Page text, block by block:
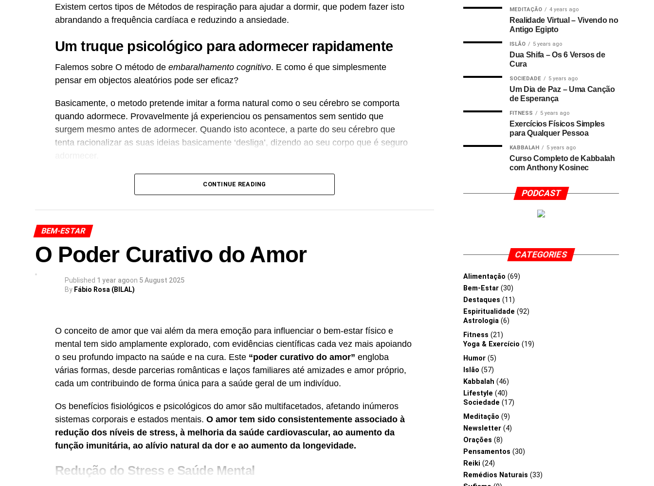
Existem certos tipos de Métodos de respiração para ajudar a dormir, que podem fazer isto
abrandando a frequência cardíaca e reduzindo a ansiedade.
Um truque psicológico para adormecer rapidamente
Falemos sobre O método de embaralhamento cognitivo. E como é que simplesmente
pensar em objectos aleatórios pode ser eficaz?
Basicamente, o metodo pretende imitar a forma natural como o seu cérebro se comporta
quando adormece. Provavelmente já experienciou os pensamentos sem sentido que
surgem mesmo antes de adormecer. Quando isto acontece, a parte do seu cérebro que
tenta racionalizar as suas ideias basicamente ‘desliga’, dizendo ao seu corpo que é seguro
imaginá-los na sua mente confunde o seu cérebro. Não conseguirá determinar uma ligação
Para experimentar pela primeira vez, trabalhe as letras de uma palavra específica para dar
Salsicha, Sol, Pau
Leopardo, Almoço, Lavanda
Elevador, Locomotiva, Águia
Cachorrinho, Ervilha, Papoila
CONTINUE READING
BEM-ESTAR
O Poder Curativo do Amor
Published 1 year agoon 5 August 2025
By Fábio Rosa (BILAL)
O conceito de amor que vai além da mera emoção para influenciar o bem-estar físico e
mental tem sido amplamente explorado, com evidências científicas cada vez mais apoiando
o seu profundo impacto na saúde e na cura. Este “poder curativo do amor” engloba
várias formas, desde parcerias românticas e laços familiares até amizades e amor próprio,
cada um contribuindo de forma única para a saúde geral de um indivíduo.
Os benefícios fisiológicos e psicológicos do amor são multifacetados, afetando inúmeros
sistemas corporais e estados mentais. O amor tem sido consistentemente associado à
redução dos níveis de stress, à melhoria da saúde cardiovascular, ao aumento da
função imunitária, ao alívio natural da dor e ao aumento da longevidade.
Redução do Stress e Saúde Mental
MEDITAÇÃO 4 years ago
Realidade Virtual – Vivendo no
Antigo Egipto
ISLÃO 5 years ago
Dua Shifa – Os 6 Versos de
Cura
SOCIEDADE 5 years ago
Um Dia de Paz – Uma Canção
de Esperança
FITNESS 5 years ago
Exercícios Físicos Simples
para Qualquer Pessoa
KABBALAH 5 years ago
Curso Completo de Kabbalah
com Anthony Kosinec
PODCAST
CATEGORIES
Alimentação (69)
Bem-Estar (30)
Destaques (11)
Espiritualidade (92)
Astrologia (6)
Fitness (21)
Yoga & Exercício (19)
Humor (5)
Islão (57)
Kabbalah (46)
Lifestyle (40)
Sociedade (17)
Meditação (9)
Newsletter (4)
Orações (8)
Pensamentos (30)
Reiki (24)
Remédios Naturais (33)